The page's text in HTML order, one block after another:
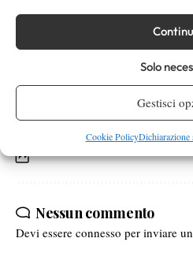
Solo
Gestisci
Cookie PolicyDichiarazione
Nessun commento
Devi essere connesso per inviare